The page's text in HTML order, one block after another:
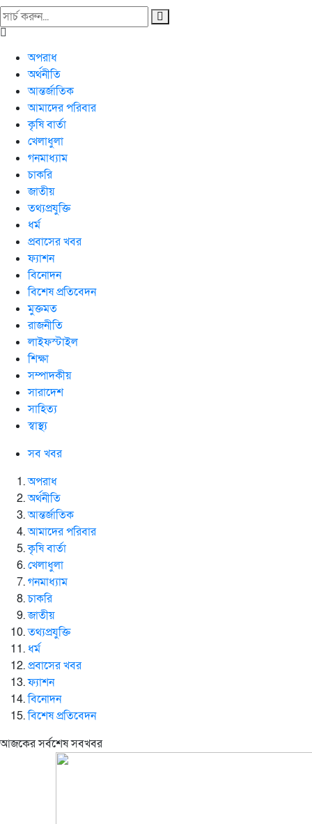
অপরাধ
অর্থনীতি
আন্তর্জাতিক
আমাদের পরিবার
কৃষি বার্তা
খেলাধুলা
গনমাধ্যাম
চাকরি
জাতীয়
তথ্যপ্রযুক্তি
ধর্ম
প্রবাসের খবর
ফ্যাশন
বিনোদন
বিশেষ প্রতিবেদন
মুক্তমত
রাজনীতি
লাইফস্টাইল
শিক্ষা
সম্পাদকীয়
সারাদেশ
সাহিত্য
স্বাস্থ্য
সব খবর
অপরাধ
অর্থনীতি
আন্তর্জাতিক
আমাদের পরিবার
কৃষি বার্তা
খেলাধুলা
গনমাধ্যাম
চাকরি
জাতীয়
তথ্যপ্রযুক্তি
ধর্ম
প্রবাসের খবর
ফ্যাশন
বিনোদন
বিশেষ প্রতিবেদন
আজকের সর্বশেষ সবখবর